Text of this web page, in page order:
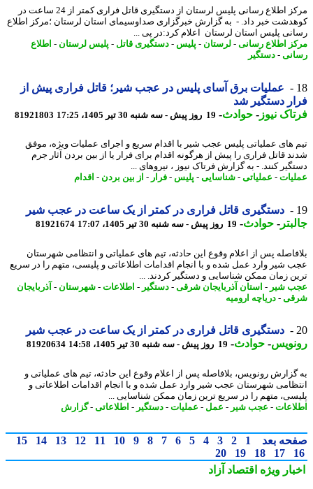
مرکز اطلاع رسانی پلیس لرستان از دستگیری قاتل فراری کمتر از 24 ساعت در
خبر داد. - به گزارش خبرگزاری صداوسیمای استان لرستان ؛مرکز اطلاع
پلیس استان لرستان اعلام کرد:در پی ...
اطلاع رسانی-لرستان-پلیس-دستگیری قاتل -پلیس لرستان-اطلاع
-دستگیر
عملیات برق آسای پلیس در عجب شیر؛ قاتل فراری پیش از
دستگیر شد
نیوز-حوادث -19 روز پیش - سه شنبه 30 تیر 1405، 17:25 81921803
های عملیاتی پلیس عجب شیر با اقدام سریع و اجرای عملیات ویژه، موفق
قاتل فراری را پیش از هرگونه اقدام برای فرار یا از بین بردن آثار جرم
کنند. - به گزارش فرتاک نیوز ، نیروهای ...
-عملیاتی-شناسایی-پلیس-فرار - از بین بردن-اقدام
دستگیری قاتل فراری در کمتر از یک ساعت در عجب شیر
-حوادث -19 روز پیش - سه شنبه 30 تیر 1405، 17:07 81921674
پس از اعلام وقوع این حادثه، تیم های عملیاتی و انتظامی شهرستان
شیر وارد عمل شده و با انجام اقدامات اطلاعاتی و پلیسی، متهم را در سریع
زمان ممکن شناسایی و دستگیر کردند. ...
شیر -استان آذربایجان شرقی-دستگیر-اطلاعات-شهرستان-آذربایجان
-دریاچه ارومیه
دستگیری قاتل فراری در کمتر از یک ساعت در عجب شیر
-حوادث -19 روز پیش - سه شنبه 30 تیر 1405، 14:58 81920634
رونویس، بلافاصله پس از اعلام وقوع این حادثه، تیم های عملیاتی و
شهرستان عجب شیر وارد عمل شده و با انجام اقدامات اطلاعاتی و
متهم را در سریع ترین زمان ممکن شناسایی ...
-عجب شیر -عمل-عملیات-دستگیر-اطلاعاتی-گزارش
بعد 1
2
3
4
5
6
7
8
9
10
11
12
13
14
15
17
18
19
20
ویژهاقتصاد آزاد